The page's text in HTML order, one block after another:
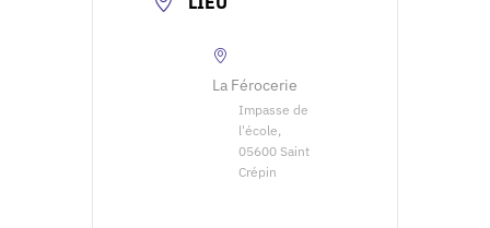
La Férocerie
Impasse de
l'école,
05600 Saint
Crépin